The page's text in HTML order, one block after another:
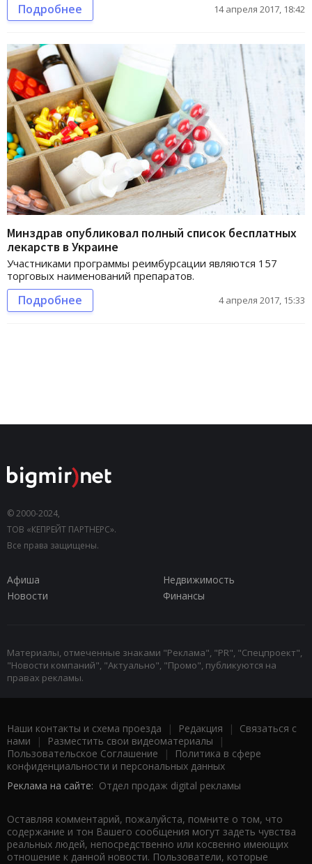
Подробнее 14 апреля 2017, 18:42
Минздрав опубликовал полный список бесплатных
лекарств в Украине
Участниками программы реимбурсации являются 157
торговых наименований препаратов.
Подробнее 4 апреля 2017, 15:33
© 2000-2024,
ТОВ «КЕПРЕЙТ ПАРТНЕРС».
Все права защищены.
Афиша
Недвижимость
Новости
Финансы
Материалы, отмеченные знаками "Реклама", "PR", "Спецпроект",
"Новости компаний", "Актуально", "Промо", публикуются на
правах рекламы.
Наши контакты и схема проезда | Редакция | Связаться с
нами | Разместить свои видеоматериалы |
Пользовательское Соглашение |
Политика в сфере
конфиденциальности и персональных данных
Реклама на сайте: Отдел продаж digital рекламы
Оставляя комментарий, пожалуйста, помните о том, что
содержание и тон Вашего сообщения могут задеть чувства
реальных людей, непосредственно или косвенно имеющих
отношение к данной новости. Пользователи, которые